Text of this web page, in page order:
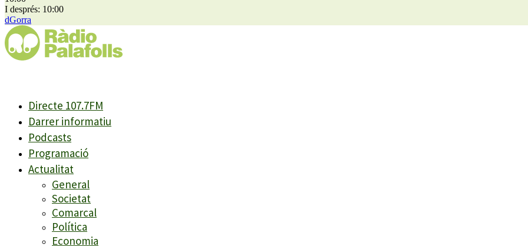
I després: 10:00
dGorra
Directe 107.7FM
Darrer informatiu
Podcasts
Programació
Actualitat
General
Societat
Comarcal
Política
Economia